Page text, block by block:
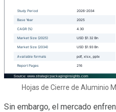
Hojas de Cierre de Aluminio
Sin embargo, el mercado